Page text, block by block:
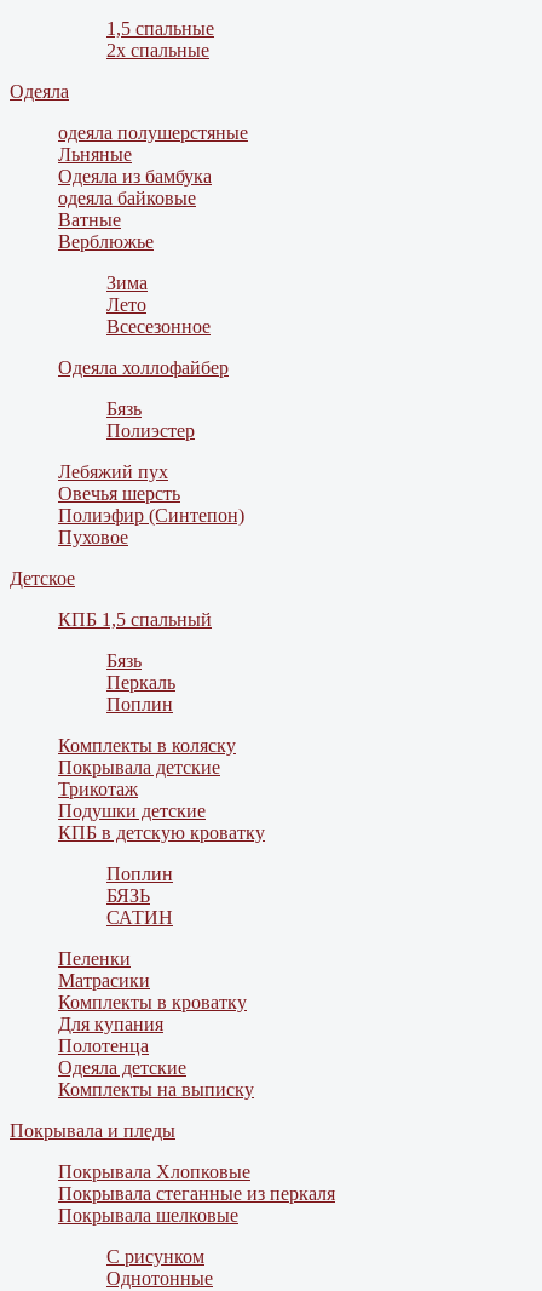
1,5 спальные
2х спальные
Одеяла
одеяла полушерстяные
Льняные
Одеяла из бамбука
одеяла байковые
Ватные
Верблюжье
Зима
Лето
Всесезонное
Одеяла холлофайбер
Бязь
Полиэстер
Лебяжий пух
Овечья шерсть
Полиэфир (Синтепон)
Пуховое
Детское
КПБ 1,5 спальный
Бязь
Перкаль
Поплин
Комплекты в коляску
Покрывала детские
Трикотаж
Подушки детские
КПБ в детскую кроватку
Поплин
БЯЗЬ
САТИН
Пеленки
Матрасики
Комплекты в кроватку
Для купания
Полотенца
Одеяла детские
Комплекты на выписку
Покрывала и пледы
Покрывала Хлопковые
Покрывала стеганные из перкаля
Покрывала шелковые
С рисунком
Однотонные